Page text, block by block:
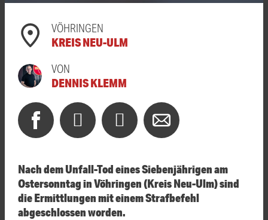
VÖHRINGEN
KREIS NEU-ULM
VON
DENNIS KLEMM
Nach dem Unfall-Tod eines Siebenjährigen am
Ostersonntag in Vöhringen (Kreis Neu-Ulm) sind
die Ermittlungen mit einem Strafbefehl
abgeschlossen worden.